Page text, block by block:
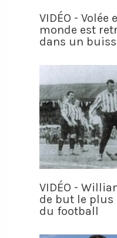
VIDÉO - Volée
monde est
dans un
VIDÉO -
de but le plus
du football